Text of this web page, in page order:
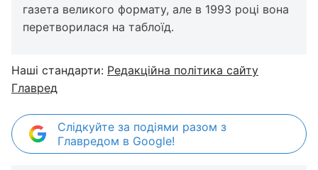
газета великого формату, але в 1993 році вона
перетворилася на таблоїд.
Наші стандарти: Редакційна політика сайту
Главред
Слідкуйте за подіями разом з
Главредом в Google!